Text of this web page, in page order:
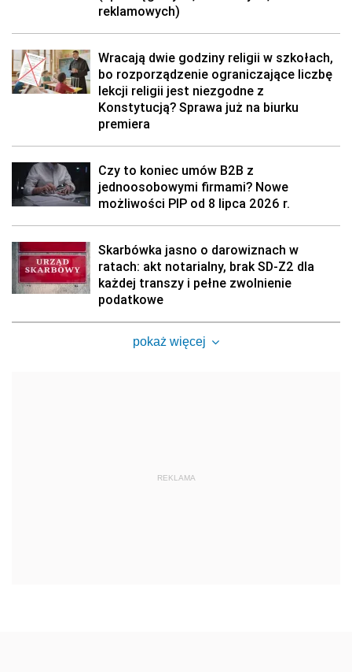
reklamowych)
Wracają dwie godziny religii w szkołach,
bo rozporządzenie ograniczające liczbę
lekcji religii jest niezgodne z
Konstytucją? Sprawa już na biurku
premiera
Czy to koniec umów B2B z
jednoosobowymi firmami? Nowe
możliwości PIP od 8 lipca 2026 r.
Skarbówka jasno o darowiznach w
ratach: akt notarialny, brak SD-Z2 dla
każdej transzy i pełne zwolnienie
podatkowe
pokaż więcej
REKLAMA